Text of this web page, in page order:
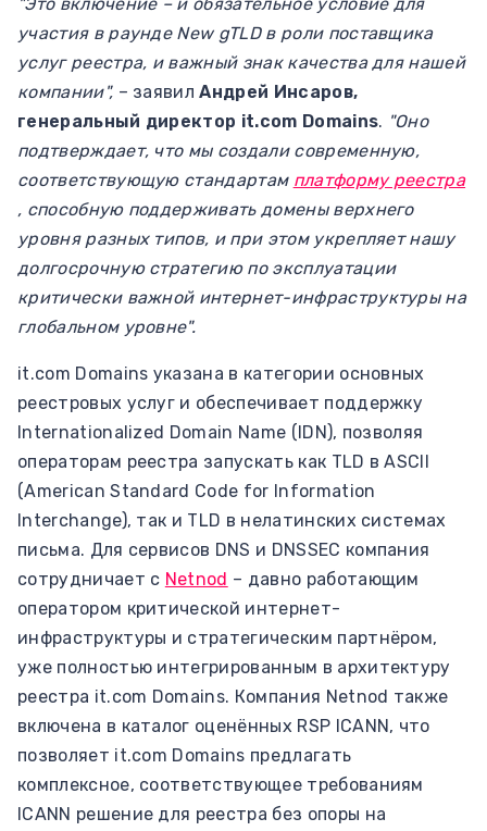
участия в раунде New gTLD в роли поставщика
услуг реестра, и важный знак качества для нашей
компании", – заявилАндрей Инсаров,
генеральный директор it.com Domains. "Оно
подтверждает, что мы создали современную,
соответствующую стандартам платформу реестра
, способную поддерживать домены верхнего
уровня разных типов, и при этом укрепляет нашу
долгосрочную стратегию по эксплуатации
критически важной интернет-инфраструктуры на
глобальном уровне".
it.com Domains указана в категории основных
реестровых услуг и обеспечивает поддержку
Internationalized Domain Name (IDN), позволяя
операторам реестра запускать как TLD в ASCII
(American Standard Code for Information
Interchange), так и TLD в нелатинских системах
письма. Для сервисов DNS и DNSSEC компания
сотрудничает с Netnod – давно работающим
оператором критической интернет-
инфраструктуры и стратегическим партнёром,
уже полностью интегрированным в архитектуру
реестра it.com Domains. Компания Netnod также
включена в каталог оценённых RSP ICANN, что
позволяет it.com Domains предлагать
комплексное, соответствующее требованиям
ICANN решение для реестра без опоры на